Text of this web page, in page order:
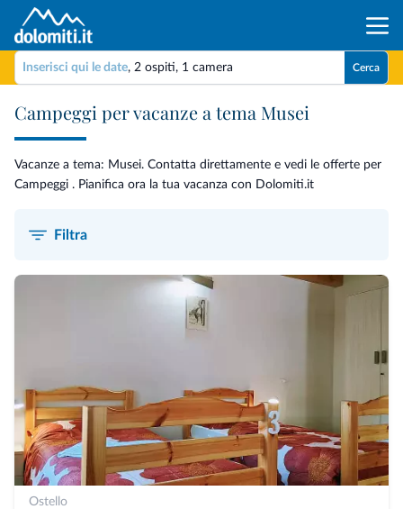
Inserisci qui le date, 2 ospiti, 1 camera Cerca
Campeggi per vacanze a tema Musei
Vacanze a tema: Musei. Contatta direttamente e vedi le offerte per
Campeggi . Pianifica ora la tua vacanza con Dolomiti.it
Filtra
Ostello